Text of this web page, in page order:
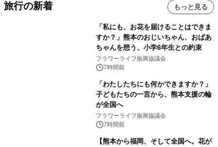
旅行の新着 もっと見る
「私にも、お花を届けることはできま
すか？」熊本のおじいちゃん、おばあ
ちゃんを想う、小学6年生との約束
フラワーライフ振興協議会
7時間前
「わたしたちにも何かできますか？」
子どもたちの一言から、熊本支援の輪
が全国へ
フラワーライフ振興協議会
7時間前
【熊本から福岡、そして全国へ。花が